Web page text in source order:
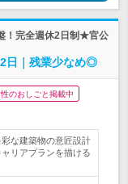
！完全週休2日制★官公
日｜残業少なめ◎
のおしごと掲載中
な建築物の意匠設計
リアプランを描ける